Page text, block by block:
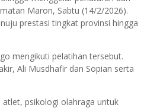
Maron, Sabtu (14/2/2026).
prestasi tingkat provinsi hingga
mengikuti pelatihan tersebut.
Ali Musdhafir dan Sopian serta
psikologi olahraga untuk